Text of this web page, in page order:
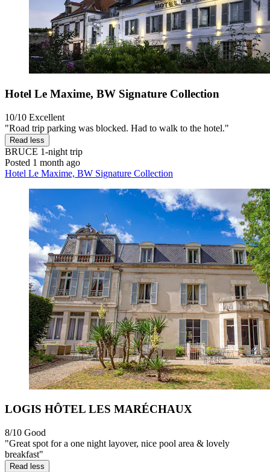
Hotel Le Maxime, BW Signature Collection
10/10 Excellent
"Road trip parking was blocked. Had to walk to the hotel."
Read less
BRUCE 1-night trip
Posted 1 month ago
Hotel Le Maxime, BW Signature Collection
LOGIS HÔTEL LES MARÉCHAUX
8/10 Good
"Great spot for a one night layover, nice pool area & lovely
breakfast"
Read less